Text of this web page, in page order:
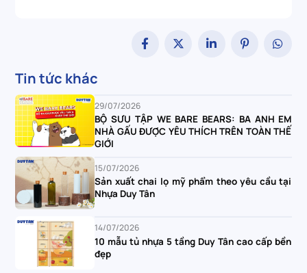
Tin tức khác
29/07/2026
BỘ SƯU TẬP WE BARE BEARS: BA ANH EM
NHÀ GẤU ĐƯỢC YÊU THÍCH TRÊN TOÀN THẾ
GIỚI
15/07/2026
Sản xuất chai lọ mỹ phẩm theo yêu cầu tại
Nhựa Duy Tân
14/07/2026
10 mẫu tủ nhựa 5 tầng Duy Tân cao cấp bền
đẹp